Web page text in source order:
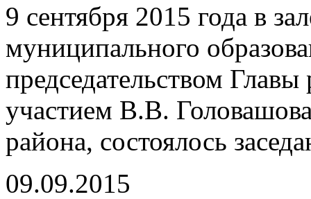
9 сентября 2015 года в
муниципального
председательством
участием В.В.
района, состоялось
09.09.2015